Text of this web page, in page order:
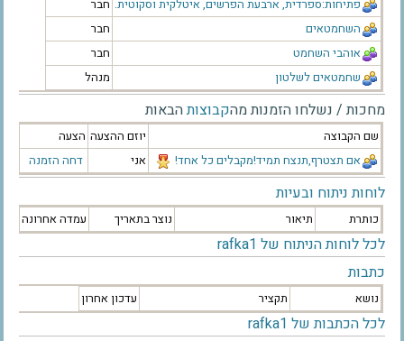
פתיחות:ספרדית, ארבעת הפרשים, איטלקית וסקוטית. חבר
השחמטאים
חבר
אוהבי השחמט
חבר
שחמטאים לשלטון
מנהל
מחכות / נשלחו הזמנות מהקבוצותהבאות
שם הקבוצה יוזם ההצעה הצעה
אם תצטרף,תנצח תמיד!מקבלים כל אחד!
אני דחה הזמנה
לוחות ניתוח ובעיות
כותרת תיאור נוצר בתאריך עמדה אחרונה
לכל לוחות הניתוח של rafka1
כתבות
נושא תקציר עדכון אחרון
לכל הכתבות של rafka1